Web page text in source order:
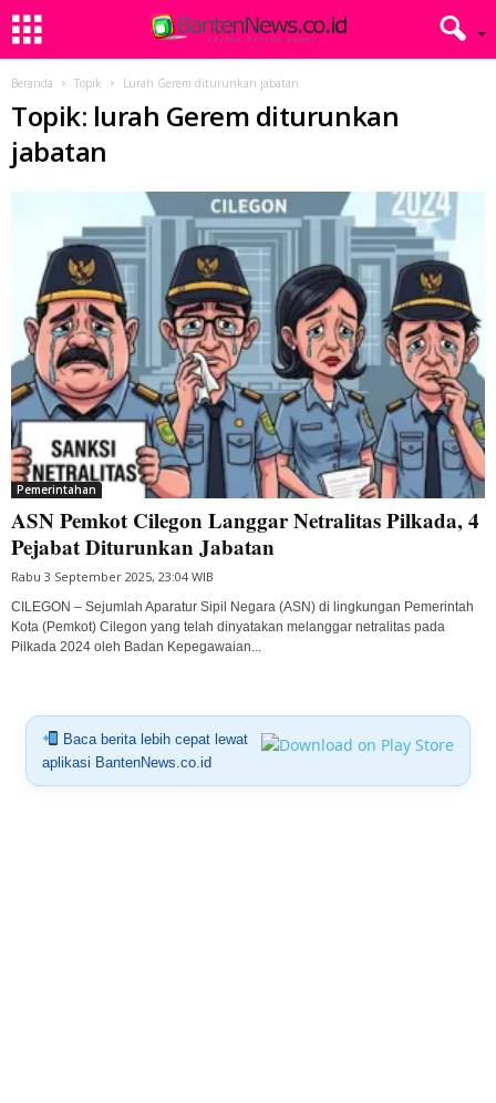
Beranda Topik Lurah Gerem diturunkan jabatan
Topik: lurah Gerem diturunkan
jabatan
Pemerintahan
ASN Pemkot Cilegon Langgar Netralitas Pilkada, 4
Pejabat Diturunkan Jabatan
Rabu 3 September 2025, 23:04 WIB
CILEGON – Sejumlah Aparatur Sipil Negara (ASN) di lingkungan Pemerintah
Kota (Pemkot) Cilegon yang telah dinyatakan melanggar netralitas pada
Pilkada 2024 oleh Badan Kepegawaian...
Baca berita lebih cepat lewat
aplikasi BantenNews.co.id